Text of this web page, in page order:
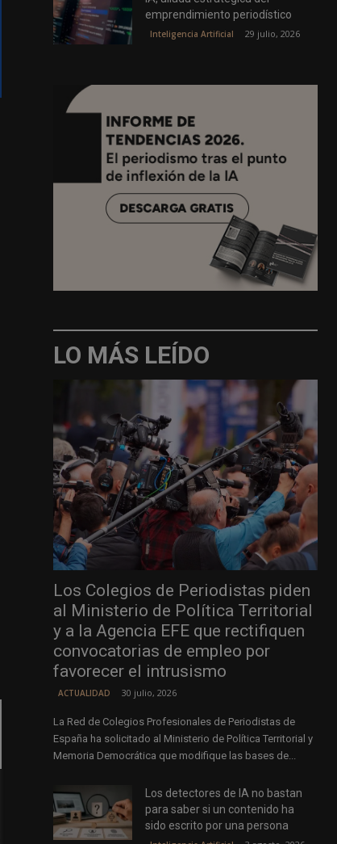
emprendimiento periodístico
Inteligencia Artificial 29 julio, 2026
LO MÁS LEÍDO
Los Colegios de Periodistas piden
al Ministerio de Política Territorial
y a la Agencia EFE que rectifiquen
convocatorias de empleo por
favorecer el intrusismo
ACTUALIDAD 30 julio, 2026
La Red de Colegios Profesionales de Periodistas de
España ha solicitado al Ministerio de Política Territorial y
Memoria Democrática que modifique las bases de...
Los detectores de IA no bastan
para saber si un contenido ha
sido escrito por una persona